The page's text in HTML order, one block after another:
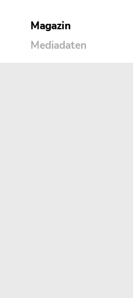
Magazin
Mediadaten